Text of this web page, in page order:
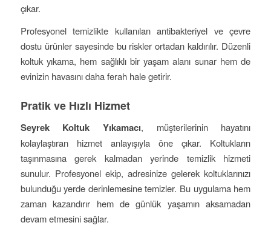
çıkar.
Profesyonel temizlikte kullanılan antibakteriyel ve çevre
dostu ürünler sayesinde bu riskler ortadan kaldırılır. Düzenli
koltuk yıkama, hem sağlıklı bir yaşam alanı sunar hem de
evinizin havasını daha ferah hale getirir.
Pratik ve Hızlı Hizmet
Seyrek Koltuk Yıkamacı, müşterilerinin hayatını
kolaylaştıran hizmet anlayışıyla öne çıkar. Koltukların
taşınmasına gerek kalmadan yerinde temizlik hizmeti
sunulur. Profesyonel ekip, adresinize gelerek koltuklarınızı
bulunduğu yerde derinlemesine temizler. Bu uygulama hem
zaman kazandırır hem de günlük yaşamın aksamadan
devam etmesini sağlar.